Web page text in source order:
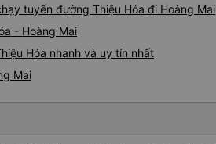
tuyến đường Thiệu Hóa đi Hoàng Mai
- Hoàng Mai
Hóa nhanh và uy tín nhất
Mai